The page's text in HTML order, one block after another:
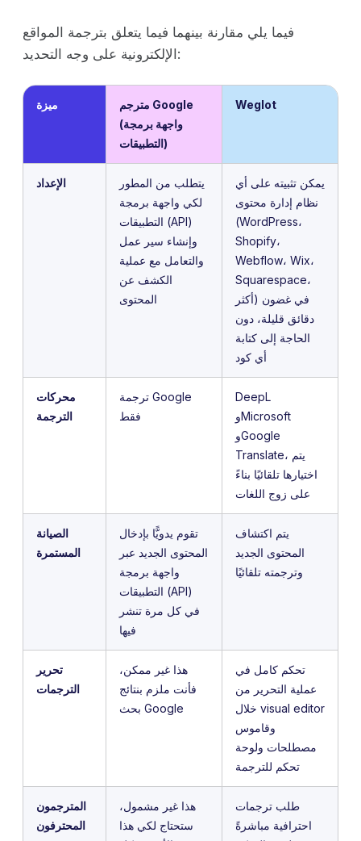
فيما يلي مقارنة بينهما فيما يتعلق بترجمة المواقع
الإلكترونية على وجه التحديد:
ميزة
مترجم Google
(واجهة برمجة
التطبيقات)
Weglot
الإعداد
يتطلب من المطور
لكي واجهة برمجة
التطبيقات (API)
وإنشاء سير عمل
والتعامل مع عملية
الكشف عن
المحتوى
يمكن تثبيته على أي
نظام إدارة محتوى
(WordPress،
Shopify،
Webflow، Wix،
Squarespace،
أكثر) في غضون
دقائق قليلة، دون
الحاجة إلى كتابة
أي كود
محركات
الترجمة
ترجمة Google
فقط
DeepL
وMicrosoft
وGoogle
Translate، يتم
اختيارها تلقائيًا بناءً
على زوج اللغات
الصيانة
المستمرة
تقوم يدويًّا بإدخال
المحتوى الجديد عبر
واجهة برمجة
التطبيقات (API)
في كل مرة تنشر
فيها
يتم اكتشاف
المحتوى الجديد
وترجمته تلقائيًا
تحرير
الترجمات
هذا غير ممكن،
فأنت ملزم بنتائج
بحث Google
تحكم كامل في
عملية التحرير من
خلال visual editor
وقاموس
مصطلحات ولوحة
تحكم للترجمة
المترجمون
المحترفون
هذا غير مشمول،
ستحتاج لكي هذا
طلب ترجمات
احترافية مباشرةً